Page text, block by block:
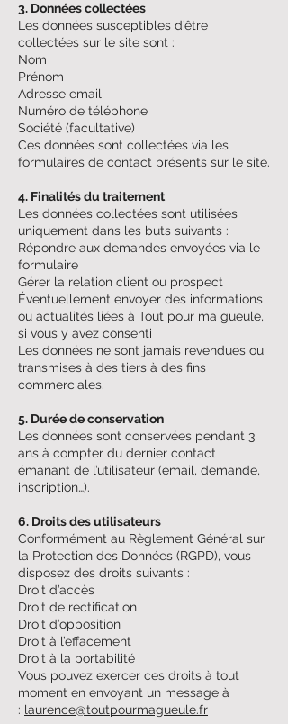
3. Données collectées
Les données susceptibles d’être
collectées sur le site sont :
Nom
Prénom
Adresse email
Numéro de téléphone
Société (facultative)
Ces données sont collectées via les
formulaires de contact présents sur le site.
4. Finalités du traitement
Les données collectées sont utilisées
uniquement dans les buts suivants :
Répondre aux demandes envoyées via le
formulaire
Gérer la relation client ou prospect
Éventuellement envoyer des informations
ou actualités liées à Tout pour ma gueule,
si vous y avez consenti
Les données ne sont jamais revendues ou
transmises à des tiers à des fins
commerciales.
5. Durée de conservation
Les données sont conservées pendant 3
ans à compter du dernier contact
émanant de l’utilisateur (email, demande,
inscription…).
6. Droits des utilisateurs
Conformément au Règlement Général sur
la Protection des Données (RGPD), vous
disposez des droits suivants :
Droit d’accès
Droit de rectification
Droit d’opposition
Droit à l’effacement
Droit à la portabilité
Vous pouvez exercer ces droits à tout
moment en envoyant un message à
: laurence@toutpourmagueule.fr